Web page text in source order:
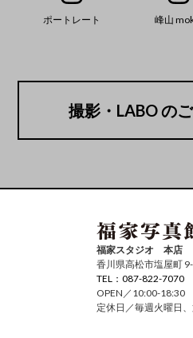
ポートレート 峰山
撮影・LABO の
福家スタジオ 本店
香川県高松市塩屋町
TEL：087-822-7070
OPEN／10:00-18:30
定休日／毎週火曜日